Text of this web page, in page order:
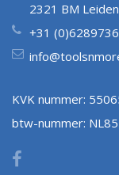
2321 BM Leiden
+31
KVK nummer:
btw-nummer: